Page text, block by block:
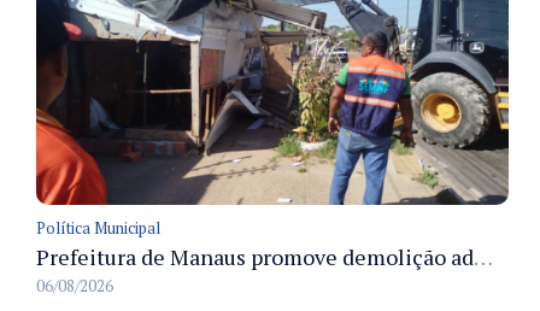
Política Municipal
Prefeitura de Manaus promove demolição administrativa de cinco estruturas que ocupavam calçada pública
06/08/2026